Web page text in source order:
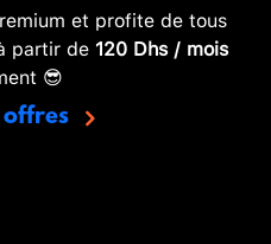
et profite de tous
partir de 120 Dhs / mois
😎
offres